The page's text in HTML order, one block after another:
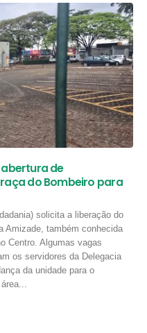
abertura de
do Bombeiro para
solicita a liberação do
Amizade, também conhecida
Centro. Algumas vagas
os servidores da Delegacia
da unidade para o